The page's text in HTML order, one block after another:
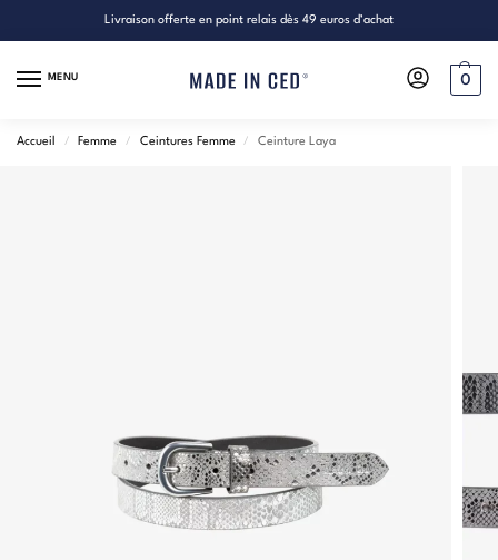
Livraison offerte en point relais dès 49 euros d’achat
MENU 0
Accueil / Femme / Ceintures Femme / Ceinture Laya